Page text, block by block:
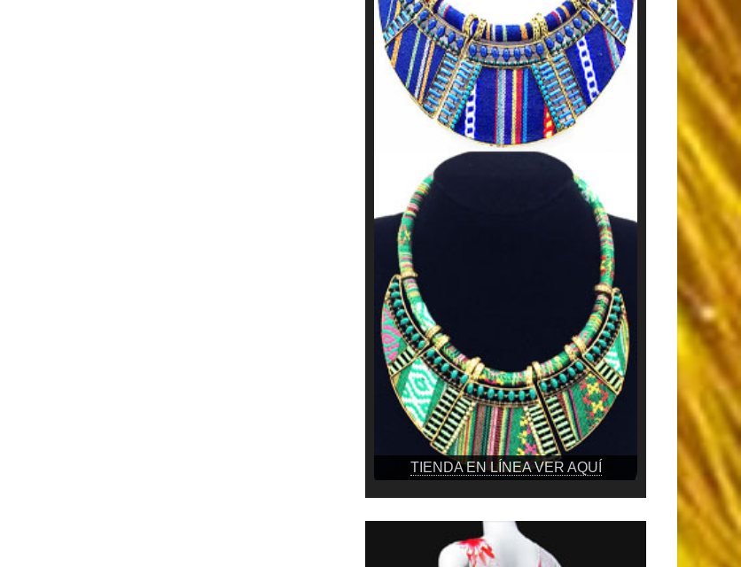
TIENDA EN LÍNEA VER AQUÍ